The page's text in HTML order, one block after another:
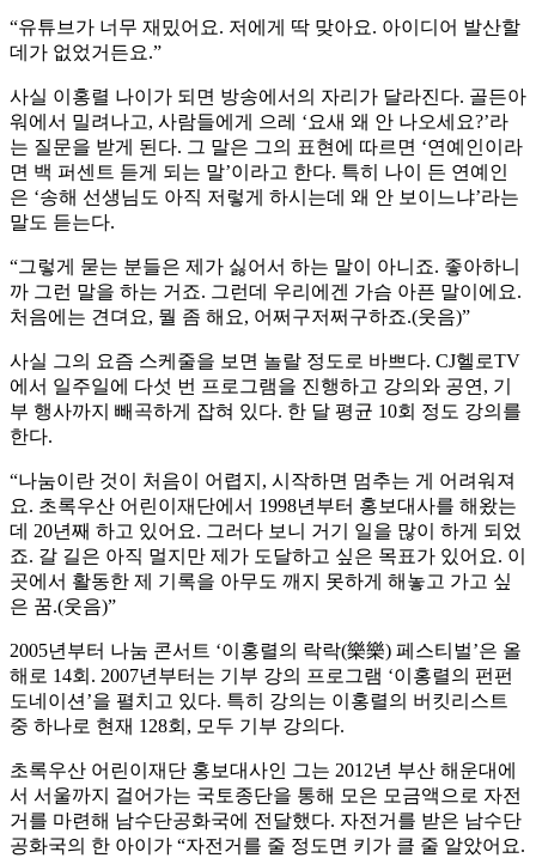
“유튜브가 너무 재밌어요. 저에게 딱 맞아요. 아이디어 발산할
데가 없었거든요.”
사실 이홍렬 나이가 되면 방송에서의 자리가 달라진다. 골든아
워에서 밀려나고, 사람들에게 으레 ‘요새 왜 안 나오세요?’라
는 질문을 받게 된다. 그 말은 그의 표현에 따르면 ‘연예인이라
면 백 퍼센트 듣게 되는 말’이라고 한다. 특히 나이 든 연예인
은 ‘송해 선생님도 아직 저렇게 하시는데 왜 안 보이느냐’라는
말도 듣는다.
“그렇게 묻는 분들은 제가 싫어서 하는 말이 아니죠. 좋아하니
까 그런 말을 하는 거죠. 그런데 우리에겐 가슴 아픈 말이에요.
처음에는 견뎌요, 뭘 좀 해요, 어쩌구저쩌구하죠.(웃음)”
사실 그의 요즘 스케줄을 보면 놀랄 정도로 바쁘다. CJ헬로TV
에서 일주일에 다섯 번 프로그램을 진행하고 강의와 공연, 기
부 행사까지 빼곡하게 잡혀 있다. 한 달 평균 10회 정도 강의를
한다.
“나눔이란 것이 처음이 어렵지, 시작하면 멈추는 게 어려워져
요. 초록우산 어린이재단에서 1998년부터 홍보대사를 해왔는
데 20년째 하고 있어요. 그러다 보니 거기 일을 많이 하게 되었
죠. 갈 길은 아직 멀지만 제가 도달하고 싶은 목표가 있어요. 이
곳에서 활동한 제 기록을 아무도 깨지 못하게 해놓고 가고 싶
은 꿈.(웃음)”
2005년부터 나눔 콘서트 ‘이홍렬의 락락(樂樂) 페스티벌’은 올
해로 14회. 2007년부터는 기부 강의 프로그램 ‘이홍렬의 펀펀
도네이션’을 펼치고 있다. 특히 강의는 이홍렬의 버킷리스트
중 하나로 현재 128회, 모두 기부 강의다.
초록우산 어린이재단 홍보대사인 그는 2012년 부산 해운대에
서 서울까지 걸어가는 국토종단을 통해 모은 모금액으로 자전
거를 마련해 남수단공화국에 전달했다. 자전거를 받은 남수단
공화국의 한 아이가 “자전거를 줄 정도면 키가 클 줄 알았어요.